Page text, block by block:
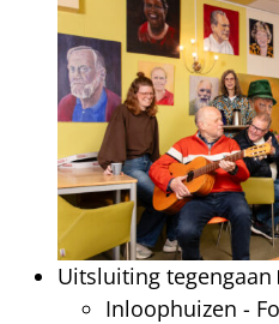
Uitsluiting tegengaan
Inloophuizen -